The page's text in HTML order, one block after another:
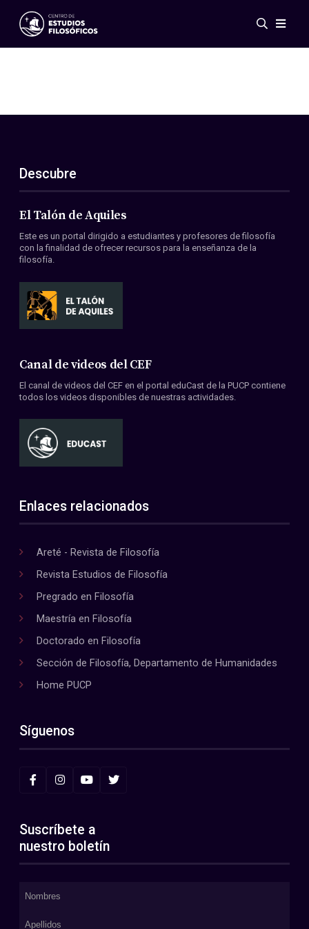
Eventos
ES
EN
Acerca de nosotros
Miembros
Convenios
Descubre
El Talón de Aquiles
Este es un portal dirigido a estudiantes y profesores de filosofía
con la finalidad de ofrecer recursos para la enseñanza de la
filosofía.
Canal de videos del CEF
El canal de videos del CEF en el portal eduCast de la PUCP contiene
todos los videos disponibles de nuestras actividades.
Enlaces relacionados
Areté - Revista de Filosofía
Revista Estudios de Filosofía
Pregrado en Filosofía
Maestría en Filosofía
Doctorado en Filosofía
Sección de Filosofía, Departamento de Humanidades
Home PUCP
Síguenos
Suscríbete a
nuestro boletín